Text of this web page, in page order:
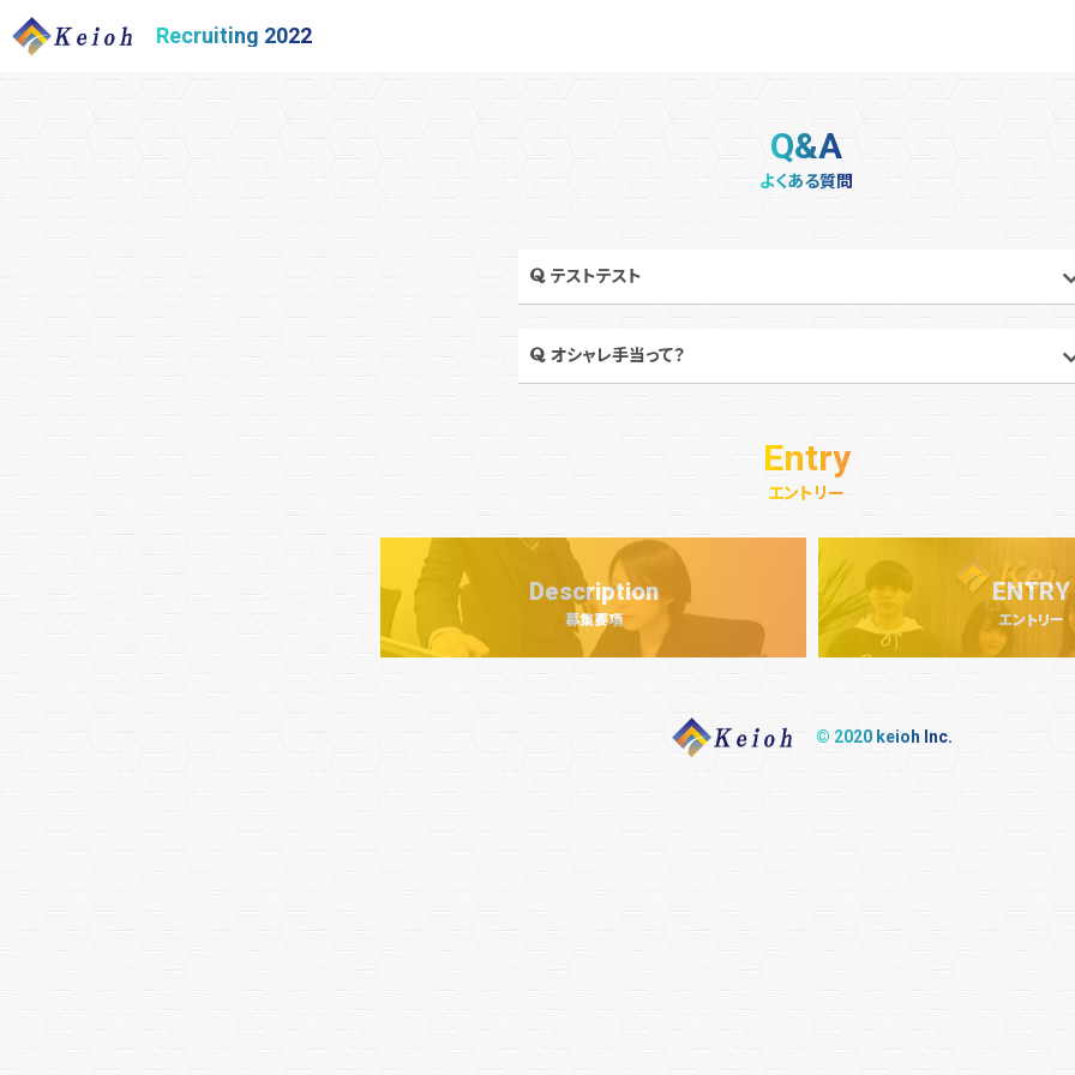
Recruiting 2022
Q&A
よくある質問
テストテスト
オシャレ手当って？
Entry
エントリー
Description ENTRY
© 2020 keioh Inc.